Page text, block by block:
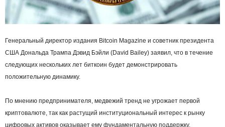
Генеральный директор издания Bitcoin Magazine и советник президента
США Дональда Трампа Дэвид Бэйли (David Bailey) заявил, что в течение
следующих нескольких лет биткоин будет демонстрировать
положительную динамику.
По мнению предпринимателя, медвежий тренд не угрожает первой
криптовалюте, так как растущий институциональный интерес к рынку
цифровых активов оказывает ему фундаментальную поддержку.